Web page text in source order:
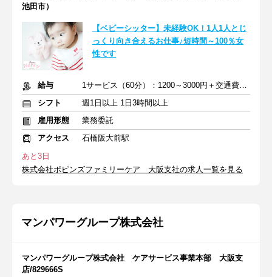
池田市）
【ベビーシッター】未経験OK！1人1人とじ
っくり向き合えるお仕事♪短時間～100％女
性です
給与
1サービス（60分）：1200～3000円＋交通費全額支給
シフト
週1日以上 1日3時間以上
雇用形態
業務委託
アクセス
石橋阪大前駅
あと3日
株式会社ポピンズファミリーケア 大阪支社の求人一覧を見る
マンパワーグループ株式会社
マンパワーグループ株式会社 ケアサービス事業本部 大阪支
店/829666S